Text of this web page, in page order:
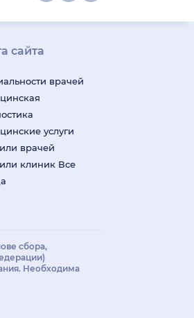
сайта
врачей
услуги
врачей
клиник Все
сбора,
Необходима